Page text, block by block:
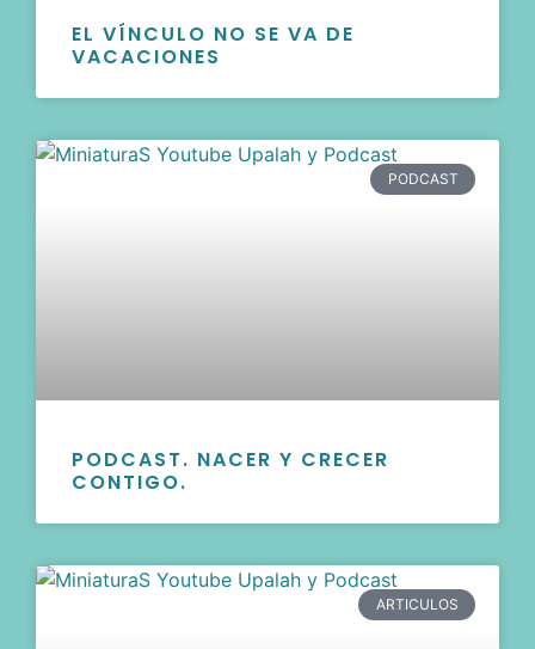
EL VÍNCULO NO SE VA DE
VACACIONES
PODCAST
PODCAST. NACER Y CRECER
CONTIGO.
ARTICULOS